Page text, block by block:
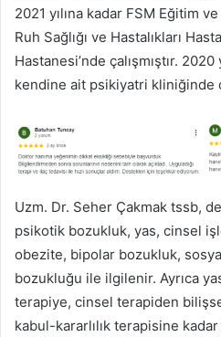
2021 yılına kadar FSM Eğitim
Ruh Sağlığı ve Hastalıkları
Hastanesi’nde çalışmıştır. 2020
kendine ait psikiyatri kliniğinde
Uzm. Dr. Seher Çakmak tssb,
psikotik bozukluk, yas, cinsel
obezite, bipolar bozukluk,
bozukluğu ile ilgilenir. Ayrıca
terapiye, cinsel terapiden
kabul-kararlılık terapisine